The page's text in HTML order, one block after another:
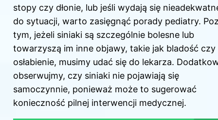
stopy czy dłonie, lub jeśli wydają się
do sytuacji, warto zasięgnąć porady pediatry.
tym, jeżeli siniaki są szczególnie bolesne lub
towarzyszą im inne objawy, takie jak bladość czy
osłabienie, musimy udać się do lekarza.
obserwujmy, czy siniaki nie pojawiają się
samoczynnie, ponieważ może to sugerować
konieczność pilnej interwencji medycznej.